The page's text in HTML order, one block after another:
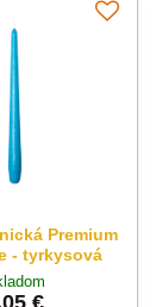
Premium
- tyrkysová